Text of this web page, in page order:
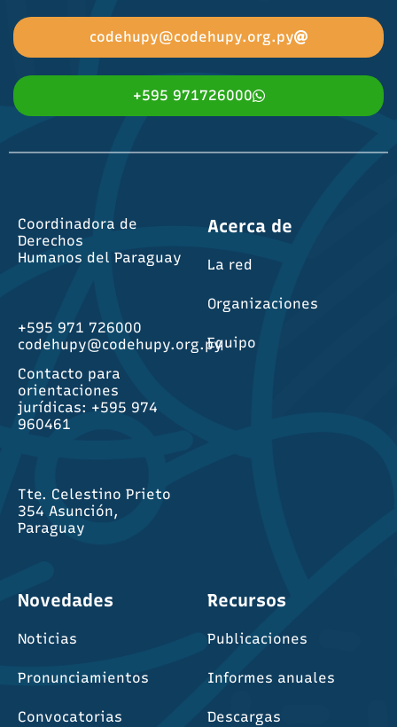
codehupy@codehupy.org.py
+595 971726000
Coordinadora de
Derechos
Humanos del Paraguay
+595 971 726000
codehupy@codehupy.org.py
Contacto para
orientaciones
jurídicas: +595 974
960461
Tte. Celestino Prieto
354 Asunción,
Paraguay
Acerca de
La red
Organizaciones
Equipo
Novedades
Noticias
Pronunciamientos
Convocatorias
Recursos
Publicaciones
Informes anuales
Descargas